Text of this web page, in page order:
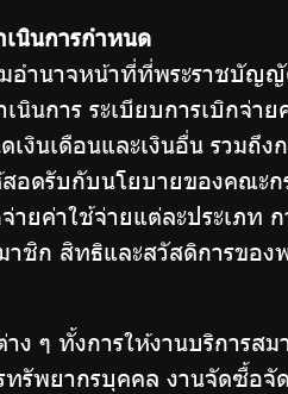
นินการกำหนด
นาจหน้าที่ที่พระราชบัญญั
นินการ ระเบียบการเบิกจ่
นเดือนและเงินอื่น รวมถึง
ดรับกับนโยบายของคณะก
ค่าใช้จ่ายแต่ละประเภท
าชิก สิทธิและสวัสดิการขอ
ๆ ทั้งการให้งานบริการส
รัพยากรบุคคล งานจัดซื้อ